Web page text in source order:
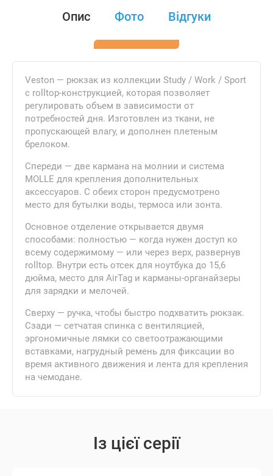
Опис Фото Відгуки
Veston — рюкзак из коллекции Study / Work / Sport
с rolltop-конструкцией, которая позволяет
регулировать объем в зависимости от
потребностей дня. Изготовлен из ткани, не
пропускающей влагу, и дополнен плетеным
брелоком.
Спереди — две кармана на молнии и система
MOLLE для крепления дополнительных
аксессуаров. С обеих сторон предусмотрено
место для бутылки воды, термоса или зонта.
Основное отделение открывается двумя
способами: полностью — когда нужен доступ ко
всему содержимому — или через верх, развернув
rolltop. Внутри есть отсек для ноутбука до 15,6
дюйма, место для AirTag и карманы-органайзеры
для зарядки и мелочей.
Сверху — ручка, чтобы быстро подхватить рюкзак.
Сзади — сетчатая спинка с вентиляцией,
эргономичные лямки со светоотражающими
вставками, нагрудный ремень для фиксации во
время активного движения и лента для крепления
на чемодане.
Із цієї серії